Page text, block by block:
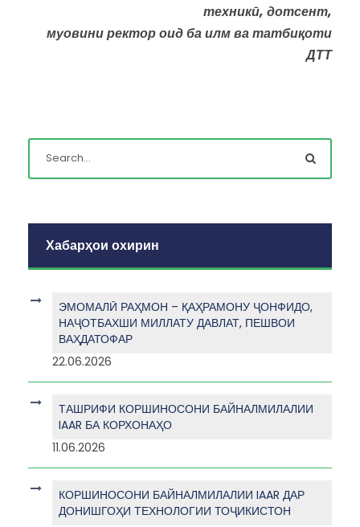
техникӣ, дотсент,
муовини ректор оид ба илм ва татбиқоти
ДТТ
Хабарҳои охирин
ЭМОМАЛӢ РАҲМОН – ҚАҲРАМОНУ ҶОНФИДО,
НАҶОТБАХШИ МИЛЛАТУ ДАВЛАТ, ПЕШВОИ
ВАҲДАТОФАР
22.06.2026
ТАШРИФИ КОРШИНОСОНИ БАЙНАЛМИЛАЛИИ
IAAR БА КОРХОНАҲО
11.06.2026
КОРШИНОСОНИ БАЙНАЛМИЛАЛИИ IAAR ДАР
ДОНИШГОҲИ ТЕХНОЛОГИИ ТОҶИКИСТОН